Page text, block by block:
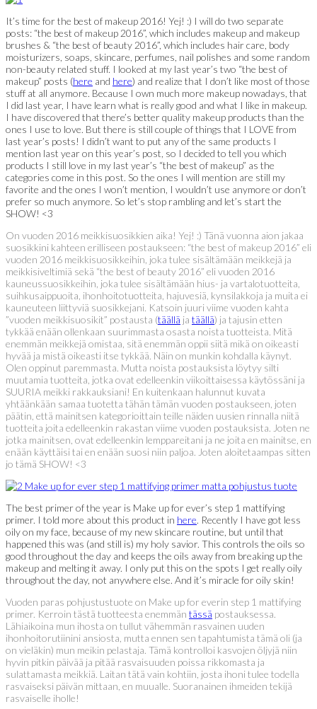
It’s time for the best of makeup 2016! Yej! :) I will do two separate
posts: “the best of makeup 2016”, which includes makeup and makeup
brushes & “the best of beauty 2016”, which includes hair care, body
moisturizers, soaps, skincare, perfumes, nail polishes and some random
non-beauty related stuff. I looked at my last year’s two “the best of
makeup” posts (here and here) and realize that I don’t like most of those
stuff at all anymore. Because I own much more makeup nowadays, that
I did last year, I have learn what is really good and what I like in makeup.
I have discovered that there’s better quality makeup products than the
ones I use to love. But there is still couple of things that I LOVE from
last year’s posts! I didn’t want to put any of the same products I
mention last year on this year’s post, so I decided to tell you which
products I still love in my last year’s “the best of makeup” as the
categories come in this post. So the ones I will mention are still my
favorite and the ones I won’t mention, I wouldn’t use anymore or don’t
prefer so much anymore. So let’s stop rambling and let’s start the
SHOW! <3
On vuoden 2016 meikkisuosikkien aika! Yej! :) Tänä vuonna aion jakaa
suosikkini kahteen erilliseen postaukseen: “the best of makeup 2016” eli
vuoden 2016 meikkisuosikkeihin, joka tulee sisältämään meikkejä ja
meikkisiveltimiä sekä “the best of beauty 2016” eli vuoden 2016
kauneussuosikkeihin, joka tulee sisältämään hius- ja vartalotuotteita,
suihkusaippuoita, ihonhoitotuotteita, hajuvesiä, kynsilakkoja ja muita ei
kauneuteen liittyviä suosikkejani. Katsoin juuri viime vuoden kahta
”vuoden meikkisuosikit” postausta (täällä ja täällä) ja tajusin etten
tykkää enään ollenkaan suurimmasta osasta noista tuotteista. Mitä
enemmän meikkejä omistaa, sitä enemmän oppii siitä mikä on oikeasti
hyvää ja mistä oikeasti itse tykkää. Näin on munkin kohdalla käynyt.
Olen oppinut paremmasta. Mutta noista postauksista löytyy silti
muutamia tuotteita, jotka ovat edelleenkin viikoittaisessa käytössäni ja
SUURIA meikki rakkauksiani! En kuitenkaan halunnut kuvata
yhtäänkään samaa tuotetta tähän tämän vuoden postaukseen, joten
päätin, että mainitsen kategorioittain teille näiden uusien rinnalla niitä
tuotteita joita edelleenkin rakastan viime vuoden postauksista. Joten ne
jotka mainitsen, ovat edelleenkin lemppareitani ja ne joita en mainitse, en
enään käyttäisi tai en enään suosi niin paljoa. Joten aloitetaampas sitten
jo tämä SHOW! <3
The best primer of the year is Make up for ever’s step 1 mattifying
primer. I told more about this product in here. Recently I have got less
oily on my face, because of my new skincare routine, but until that
happened this was (and still is) my holy savior. This controls the oils so
good throughout the day and keeps the oils away from breaking up the
makeup and melting it away. I only put this on the spots I get really oily
throughout the day, not anywhere else. And it’s miracle for oily skin!
Vuoden paras pohjustustuote on Make up for everin step 1 mattifying
primer. Kerroin tästä tuotteesta enemmän tässä postauksessa.
Lähiaikoina mun ihosta on tullut vähemmän rasvainen uuden
ihonhoitorutiinini ansiosta, mutta ennen sen tapahtumista tämä oli (ja
on vieläkin) mun meikin pelastaja. Tämä kontrolloi kasvojen öljyjä niin
hyvin pitkin päivää ja pitää rasvaisuuden poissa rikkomasta ja
sulattamasta meikkiä. Laitan tätä vain kohtiin, josta ihoni tulee todella
rasvaiseksi päivän mittaan, en muualle. Suoranainen ihmeiden tekijä
rasvaiselle iholle!